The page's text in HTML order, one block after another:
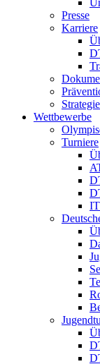
Presse
Karriere
Wettbewerbe
Turniere